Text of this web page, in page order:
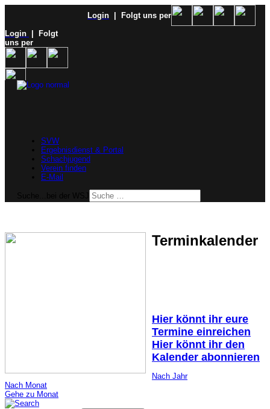
Login
| Folgt uns per
Login
| Folgt
uns per
SVW
Ergebnisdienst & Portal
Schachjugend
Verein finden
E-Mail
Terminkalender
Hier könnt ihr eure
Termine einreichen
Hier könnt ihr den
Kalender abonnieren
Nach Jahr
Nach Monat
Gehe zu Monat